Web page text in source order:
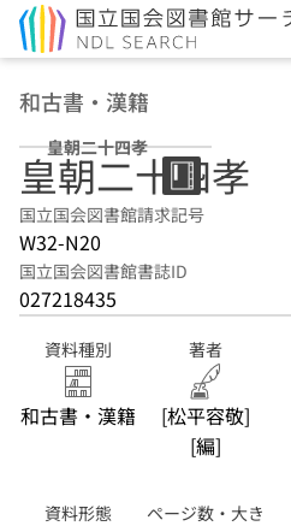
和古書・漢籍
皇朝二十四孝
皇朝二十四孝
国立国会図書館請求記号
W32-N20
国立国会図書館書誌ID
027218435
資料種別
和古書・漢籍
著者
[松平容敬]
[編]
資料形態
ページ数・大き